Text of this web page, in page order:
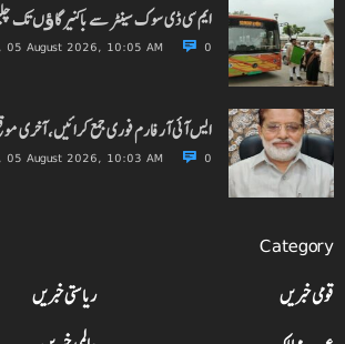
ایم سی ڈی سوک سینٹر سے باکنیر گاﺅں تک
05 August 2026, 10:05 AM 0
ایس آئی آر فارم فوری جمع کرائیں، آخری
05 August 2026, 10:03 AM 0
Category
قومی خبریں
ریاستی خبریں